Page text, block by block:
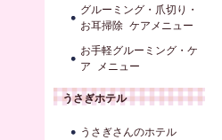
グルーミング・爪切り・
お耳掃除 ケアメニュー
お手軽グルーミング・ケ
ア メニュー
うさぎホテル
うさぎさんのホテル